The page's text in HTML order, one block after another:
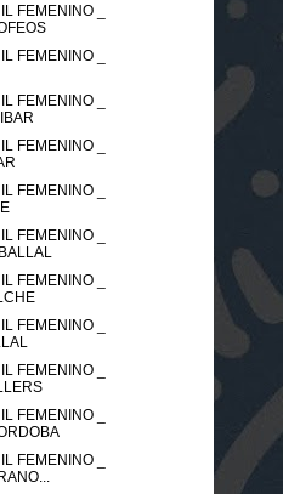
FEMENINO _
FEMENINO _
FEMENINO _
FEMENINO _
FEMENINO _
FEMENINO _
FEMENINO _
FEMENINO _
FEMENINO _
FEMENINO _
FEMENINO _